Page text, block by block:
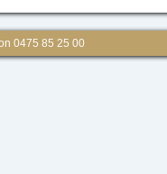
0475 85 25 00